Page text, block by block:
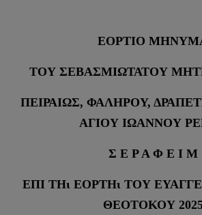
ΕΟΡΤΙΟ
ΤΟΥ ΣΕΒΑΣΜΙΩΤΑΤΟΥ
ΠΕΙΡΑΙΩΣ, ΦΑΛΗΡΟΥ,
ΑΓΙΟΥ ΙΩΑΝΝΟΥ
Σ Ε Ρ Α Φ Ε Ι Μ
ΕΠΙ ΤΗι ΕΟΡΤΗι ΤΟΥ
ΘΕΟΤΟΚΟΥ